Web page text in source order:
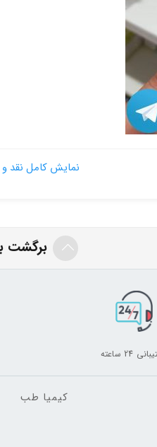
و باعث میشود تا ملکول های
برای مصرف روزانه استفاده کند.
پزشک مصرف کنند.
نمایش کامل نقد
برگشت
24 ساعته
کیمیا طب